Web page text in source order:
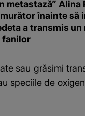
metastază” Alina
înainte să
a transmis un
fanilor
sau grăsimi
speciile de